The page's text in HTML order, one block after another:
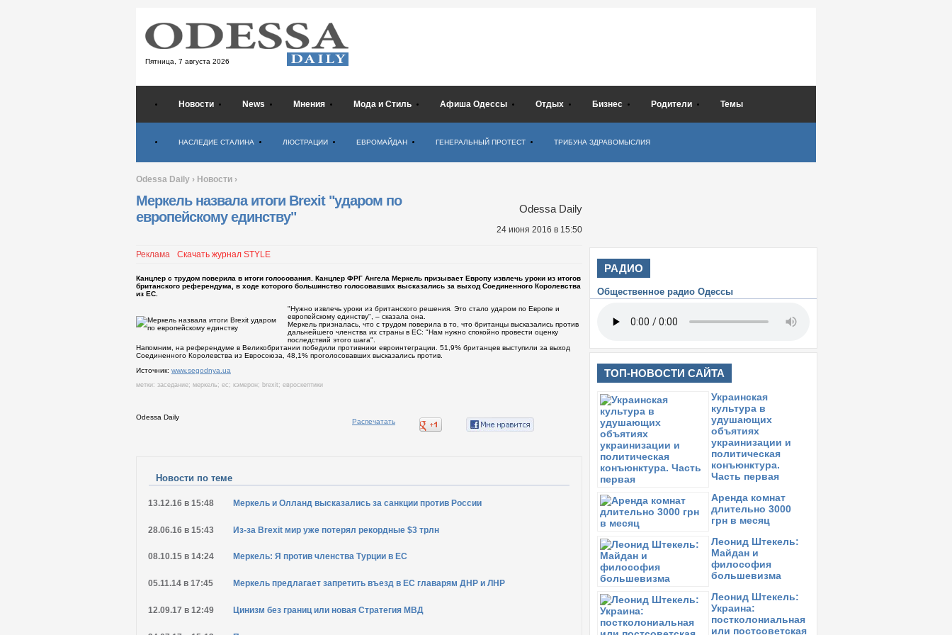
Пятница, 7 августа 2026
Новости News Мнения Мода и Стиль Афиша Одессы Отдых Бизнес Родители Темы
НАСЛЕДИЕ СТАЛИНА ЛЮСТРАЦИИ ЕВРОМАЙДАН ГЕНЕРАЛЬНЫЙ ПРОТЕСТ ТРИБУНА ЗДРАВОМЫСЛИЯ
Odessa Daily › Новости ›
Меркель назвала итоги Brexit "ударом по
европейскому единству"
Odessa Daily
24 июня 2016 в 15:50
Реклама Скачать журнал STYLE
Канцлер с трудом поверила в итоги голосования. Канцлер ФРГ Ангела Меркель призывает Европу извлечь уроки из итогов
британского референдума, в ходе которого большинство голосовавших высказались за выход Соединенного Королевства
из ЕС.
"Нужно извлечь уроки из британского решения. Это стало ударом по Европе и
европейскому единству", – сказала она.
Меркель призналась, что с трудом поверила в то, что британцы высказались против
дальнейшего членства их страны в ЕС: "Нам нужно спокойно провести оценку
последствий этого шага".
Напомним, на референдуме в Великобритании победили противники евроинтеграции. 51,9% британцев выступили за выход
Соединенного Королевства из Евросоюза, 48,1% проголосовавших высказались против.
Источник: www.segodnya.ua
метки: заседание; меркель ; ес ; кэмерон; brexit ; евроскептики
Odessa Daily
РАДИО
Общественное радио Одессы
ТОП-НОВОСТИ САЙТА
Украинская
культура в
удушающих
объятиях
украинизации и
политическая
конъюнктура.
Часть первая
Аренда комнат
длительно 3000
грн в месяц
Леонид Штекель:
Майдан и
философия
большевизма
Леонид Штекель:
Украина:
постколониальная
или постсоветская